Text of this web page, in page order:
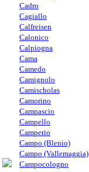
Cadro
Cagiallo
Calfreisen
Calonico
Calpiogna
Cama
Camedo
Camignolo
Camischolas
Camorino
Campascio
Campello
Camperio
Campo (Blenio)
Campo (Vallemaggia)
Campocologno